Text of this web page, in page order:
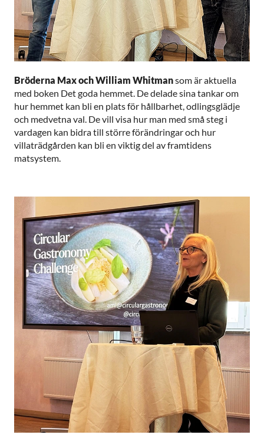
Bröderna Max och William Whitmansom är aktuella
med boken Det goda hemmet. De delade sina tankar om
hur hemmet kan bli en plats för hållbarhet, odlingsglädje
och medvetna val. De vill visa hur man med små steg i
vardagen kan bidra till större förändringar och hur
villaträdgården kan bli en viktig del av framtidens
matsystem.